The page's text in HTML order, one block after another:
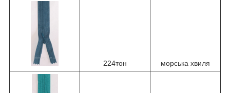
224тон морська хвиля